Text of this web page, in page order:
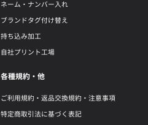
ネーム・ナンバー入れ
ブランドタグ付け替え
持ち込み加工
自社プリント工場
各種規約・他
ご利用規約・返品交換規約・注意事項
特定商取引法に基づく表記